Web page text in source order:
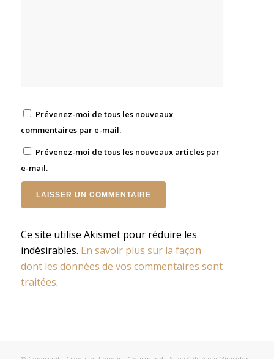
Prévenez-moi de tous les nouveaux
commentaires par e-mail.
Prévenez-moi de tous les nouveaux articles par
e-mail.
Ce site utilise Akismet pour réduire les
indésirables. En savoir plus sur la façon
dont les données de vos commentaires sont
traitées.